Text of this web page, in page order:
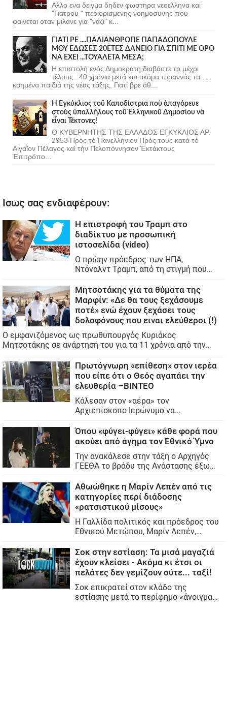
Αλλο ενα δειγμα δηδεν φωστηρα νεοελληνα και
"Γιατρου " περιορισμενης νοημοσυνης που
φαινεται οταν μιλανε για "ναζι" κ...
ΓΙΑΤΙ ΡΕ ....ΠΑΛΙΑΝΘΡΩΠΕ ΠΑΠΑΔΟΠΟΥΛΕ
ΜΟΥ ΕΔΩΣΕΣ 20ΕΤΕΣ ΔΑΝΕΙΟ ΓΙΑ ΣΠΙΤΙ ΜΕ ΟΡΟ
ΝΑ ΕΧΕΙ ...ΤΟΥΑΛΕΤΑ ΜΕΣΑ;
Η επιστολή ενός Δημοκράτη,διαβάστε το μέχρι
τέλους...40 χρόνια μετά και ακόμα τυραννάς τα ....
καημένα παιδιά της νέας τάξης. Γιατί βρε άθ...
Ἡ Ἐγκύκλιος τοῦ Καποδίστρια ποὺ ἀπαγόρευε
στοὺς ὑπαλλήλους τοῦ Ἑλληνικοῦ Δημοσίου νὰ
εἶναι Τέκτονες!
Ο ΚΥΒΕΡΝΗΤΗΣ ΤΗΣ ΕΛΛΑΔΟΣ ΕΓΚΥΚΛΙΟΣ ΑΡ.
2953 Πρὸς τὸ Πανελλήνιον Πρὸς τοὺς κατὰ τὸ
Αἰγαῖον Πέλαγος καὶ τὴν Πελοπόννησον Ἐκτάκτους
Ἐπιτρόπο...